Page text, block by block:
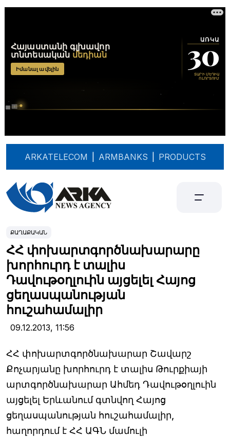
ARKATELECOM ARMBANKS PRODUCTS
ՔԱՂԱՔԱԿԱՆ
ՀՀ փոխարտգործնախարարը
խորհուրդ է տալիս
Դավութօղլուին այցելել Հայոց
ցեղասպանության
հուշահամալիր
09.12.2013, 11:56
ՀՀ փոխարտգործնախարար Շավարշ
Քոչարյանը խորհուրդ է տալիս Թուրքիայի
արտգործնախարար Ահմեդ Դավութօղլուին
այցելել Երևանում գտնվող Հայոց
ցեղասպանության հուշահամալիր,
հաղորդում է ՀՀ ԱԳՆ մամուլի